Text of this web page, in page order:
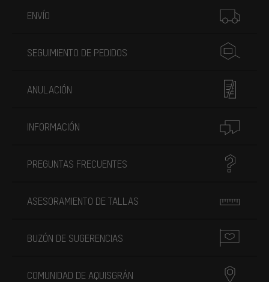
ENVÍO
SEGUIMIENTO DE PEDIDOS
ANULACIÓN
INFORMACIÓN
PREGUNTAS FRECUENTES
ASESORAMIENTO DE TALLAS
BUZÓN DE SUGERENCIAS
COMUNIDAD DE AQUISGRÁN